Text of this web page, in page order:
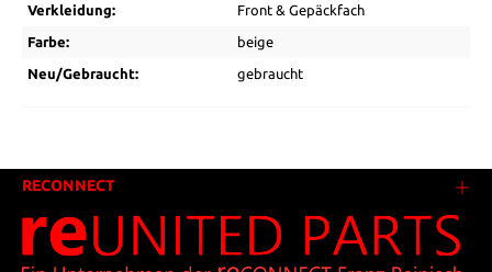
Verkleidung: Front & Gepäckfach
Farbe: beige
Neu/Gebraucht: gebraucht
RECONNECT